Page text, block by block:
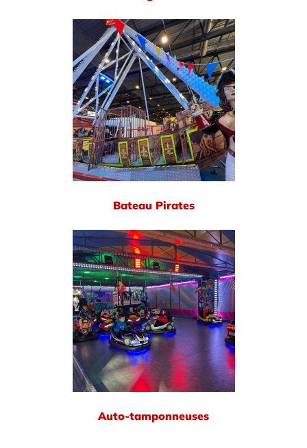
Bateau Pirates
Auto-tamponneuses